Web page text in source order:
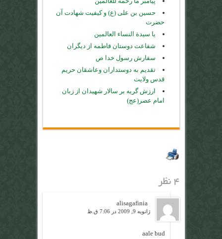
حسین بن على (ع) و کیفیت شهادت آن
حضرت
یا سیدة النساء العالمین
شفاعت دوستان فاطمه از دیگران
سفارش رسول خدا ص
تقدیم به دوستداران وعاشقان حریم
قدس ولایت
ارزش گریه بر سالار شهیدان از زبان
امام عصر(عج)
۴ نظر
alisagafinia
ژانویه 9, 2009 در 7:06 ق.ظ
aale bud